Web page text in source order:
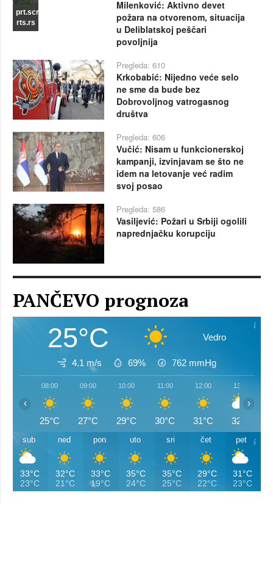
prt.scr
rts.rs
Milenković: Aktivno devet
požara na otvorenom, situacija
u Deliblatskoj peščari
povoljnija
Pregleda: 610
Krkobabić: Nijedno veće selo
ne sme da bude bez
Dobrovoljnog vatrogasnog
društva
Pregleda: 606
Vučić: Nisam u funkcionerskoj
kampanji, izvinjavam se što ne
idem na letovanje već radim
svoj posao
Pregleda: 586
Vasiljević: Požari u Srbiji ogolili
naprednjačku korupciju
PANČEVO prognoza
25°C Vedro
4.1 m/s 69% 762 mmHg
08:00
25°C
09:00
27°C
10:00
29°C
11:00
30°C
12:00
31°C
13:00
32°C
‹ ›
sub
33°C
23°C
ned
32°C
21°C
pon
33°C
19°C
uto
35°C
24°C
sri
35°C
25°C
čet
29°C
22°C
pet
31°C
23°C